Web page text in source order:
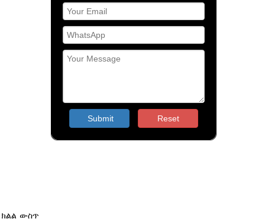
ውስጥ
Submit Reset